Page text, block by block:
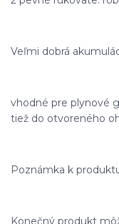
Veľmi dobrá
vhodné pre plynové
tiež do otvoreného
Poznámka k
Konečný produkt